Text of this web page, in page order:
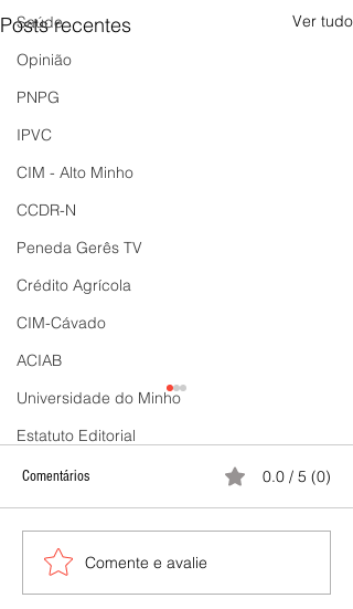
Saúde
Opinião
PNPG
IPVC
CIM - Alto Minho
CCDR-N
Peneda Gerês TV
Crédito Agrícola
CIM-Cávado
ACIAB
Universidade do Minho
Estatuto Editorial
Posts recentes Ver tudo
Celina Peneda vice-campeã de
Portugal e Juliana Galvão no
Comentários 0.0 / 5 (0)
Comente e avalie